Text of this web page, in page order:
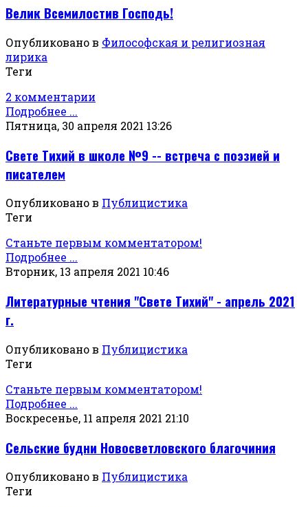
Велик Всемилостив Господь!
Опубликовано в Философская и религиозная
лирика
Теги
2 комментарии
Подробнее ...
Пятница, 30 апреля 2021 13:26
Свете Тихий в школе №9 -- встреча с поэзией и
писателем
Опубликовано в Публицистика
Теги
Станьте первым комментатором!
Подробнее ...
Вторник, 13 апреля 2021 10:46
Литературные чтения "Свете Тихий" - апрель 2021
г.
Опубликовано в Публицистика
Теги
Станьте первым комментатором!
Подробнее ...
Воскресенье, 11 апреля 2021 21:10
Сельские будни Новосветловского благочиния
Опубликовано в Публицистика
Теги